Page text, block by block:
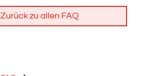
Zurück zu allen FAQ